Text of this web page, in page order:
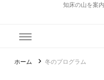
知床の山を案
ホーム 冬のプログラム